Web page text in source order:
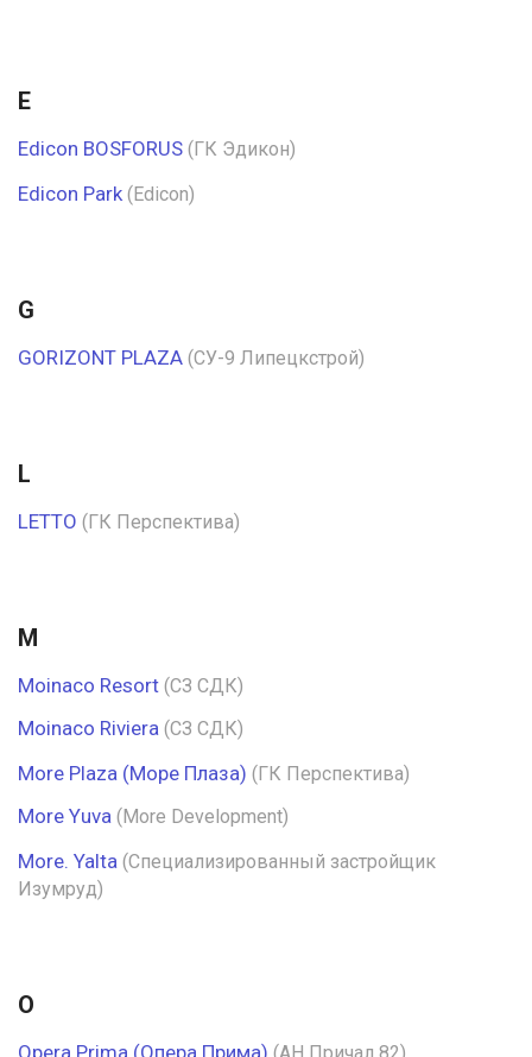
E
Edicon BOSFORUS (ГК Эдикон)
Edicon Park (Edicon)
G
GORIZONT PLAZA (СУ-9 Липецкстрой)
L
LETTO (ГК Перспектива)
M
Moinaco Resort (СЗ СДК)
Moinaco Riviera (СЗ СДК)
More Plaza (Море Плаза) (ГК Перспектива)
More Yuva (More Development)
More. Yalta (Специализированный застройщик
Изумруд)
O
Opera Prima (Опера Прима)